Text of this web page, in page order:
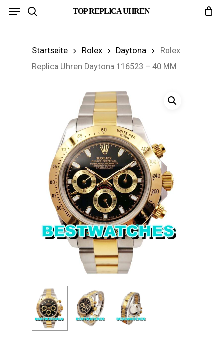
Skip
TOP REPLICA UHREN
Menu
Startseite Rolex Daytona
Rolex
Replica Uhren Daytona 116523 – 40 MM